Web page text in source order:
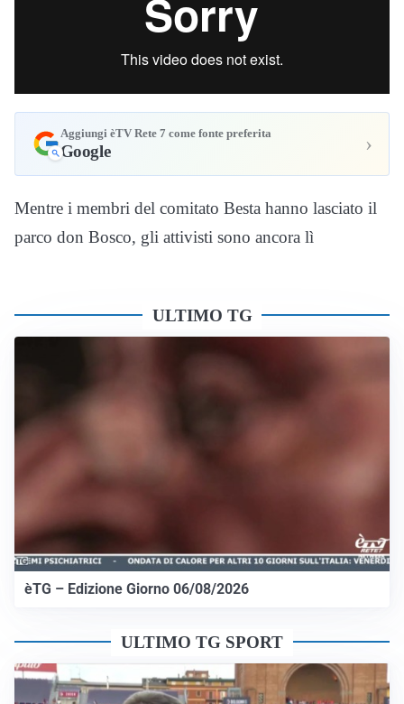
Aggiungi èTV Rete 7 come fonte preferita
Google ›
Mentre i membri del comitato Besta hanno lasciato il
parco don Bosco, gli attivisti sono ancora lì
ULTIMO TG
èTG – Edizione Giorno 06/08/2026
ULTIMO TG SPORT